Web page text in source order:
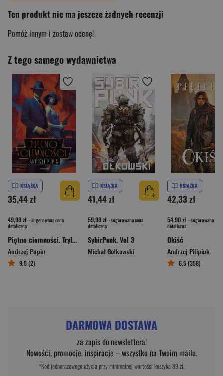
Ten produkt nie ma jeszcze żadnych recenzji
Pomóż innym i zostaw ocenę!
Z tego samego wydawnictwa
KSIĄŻKA
35,44 zł
49,90 zł - sugerowana cena
detaliczna
Piętno ciemności. Trylogia Ciemności. Tom 3
Andrzej Pupin
9,5 (2)
KSIĄŻKA
41,44 zł
59,90 zł - sugerowana cena
detaliczna
SybirPunk. Vol 3
Michał Gołkowski
KSIĄŻKA
42,33 zł
54,90 zł - sugerowana cena
detaliczna
Okiść
Andrzej Pilipiuk
6,5 (358)
DARMOWA DOSTAWA
za zapis do newslettera!
Nowości, promocje, inspiracje – wszystko na Twoim mailu.
*Kod jednorazowego użycia przy minimalnej wartości koszyka 89 zł.